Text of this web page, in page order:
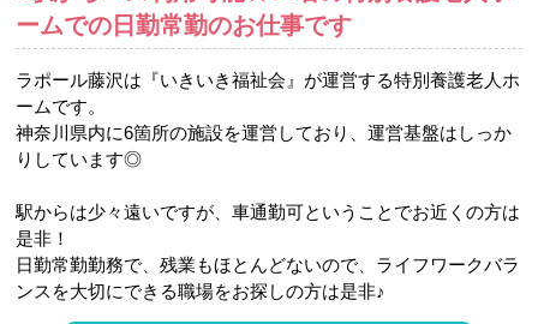
ームでの日勤常勤のお仕事です
ラポール藤沢は『いきいき福祉会』が運営する特別養護老人ホ
ームです。
神奈川県内に6箇所の施設を運営しており、運営基盤はしっか
りしています◎
駅からは少々遠いですが、車通勤可ということでお近くの方は
是非！
日勤常勤勤務で、残業もほとんどないので、ライフワークバラ
ンスを大切にできる職場をお探しの方は是非♪